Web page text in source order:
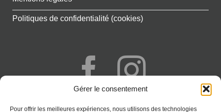
Gérer le consentement
Pour offrir les meilleures expériences, nous utilisons des technologies
Politiques de confidentialité (cookies)